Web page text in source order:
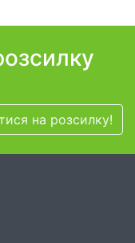
на розсилку!